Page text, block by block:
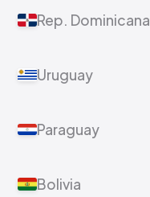
Rep. Dominicana
Uruguay
Paraguay
Bolivia